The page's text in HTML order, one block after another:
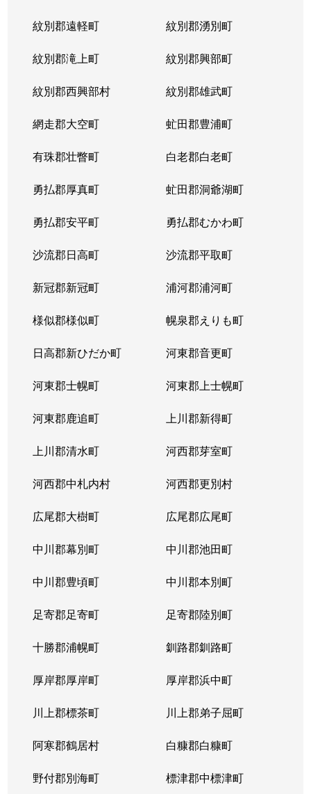
紋別郡遠軽町 紋別郡湧別町
紋別郡滝上町 紋別郡興部町
紋別郡西興部村 紋別郡雄武町
網走郡大空町 虻田郡豊浦町
有珠郡壮瞥町 白老郡白老町
勇払郡厚真町 虻田郡洞爺湖町
勇払郡安平町 勇払郡むかわ町
沙流郡日高町 沙流郡平取町
新冠郡新冠町 浦河郡浦河町
様似郡様似町 幌泉郡えりも町
日高郡新ひだか町 河東郡音更町
河東郡士幌町 河東郡上士幌町
河東郡鹿追町 上川郡新得町
上川郡清水町 河西郡芽室町
河西郡中札内村 河西郡更別村
広尾郡大樹町 広尾郡広尾町
中川郡幕別町 中川郡池田町
中川郡豊頃町 中川郡本別町
足寄郡足寄町 足寄郡陸別町
十勝郡浦幌町 釧路郡釧路町
厚岸郡厚岸町 厚岸郡浜中町
川上郡標茶町 川上郡弟子屈町
阿寒郡鶴居村 白糠郡白糠町
野付郡別海町 標津郡中標津町